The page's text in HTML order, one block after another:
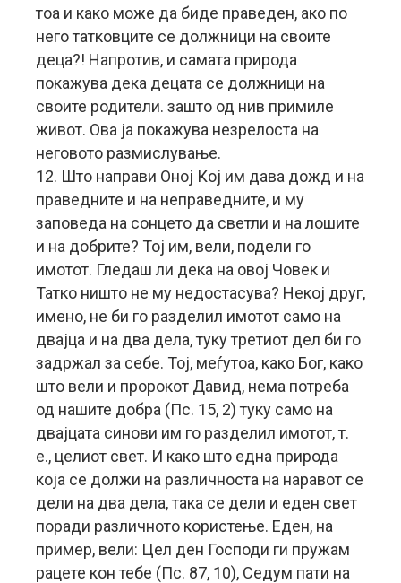
тоа и како може да биде праведен, ако по
него татковците се должници на своите
деца?! Напротив, и самата природа
покажува дека децата се должници на
своите родители. зашто од нив примиле
живот. Ова ја покажува незрелоста на
неговото размислување.
12. Што направи Оној Кој им дава дожд и на
праведните и на неправедните, и му
заповеда на сонцето да светли и на лошите
и на добрите? Тој им, вели, подели го
имотот. Гледаш ли дека на овој Човек и
Татко ништо не му недостасува? Некој друг,
имено, не би го разделил имотот само на
двајца и на два дела, туку третиот дел би го
задржал за себе. Тој, меѓутоа, како Бог, како
што вели и пророкот Давид, нема потреба
од нашите добра (Пс. 15, 2) туку само на
двајцата синови им го разделил имотот, т.
е., целиот свет. И како што една природа
која се должи на различноста на наравот се
дели на два дела, така се дели и еден свет
поради различното користење. Еден, на
пример, вели: Цел ден Господи ги пружам
рацете кон тебе (Пс. 87, 10), Седум пати на